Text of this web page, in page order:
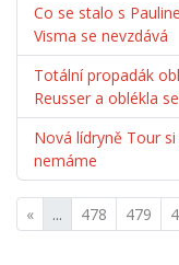
Co se stalo s
Visma se nevzdává
Totální propadák
Reusser a oblékla
Nová lídryně Tour
nemáme
« ... 478 479